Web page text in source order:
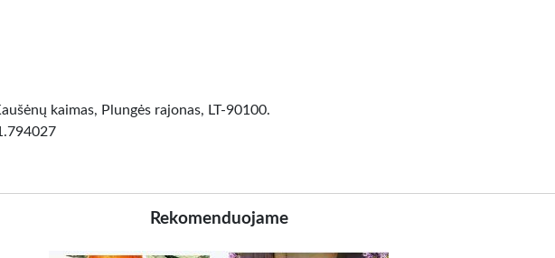
kaimas, Plungės rajonas, LT-90100.
Rekomenduojame